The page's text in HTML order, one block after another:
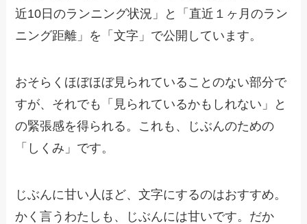
近10日のランニング状況」と「直近１ヶ月のラン
ニング距離」を「文字」で公開しています。
おそらくほぼほぼ見られていることのない部分で
すが、それでも「見られているかもしれない」と
の緊張感を得られる。これも、じぶんのための
「しくみ」です。
じぶんに甘い人ほど、文字にするのはおすすめ。
かく言うわたしも、じぶんには甘いです。だか